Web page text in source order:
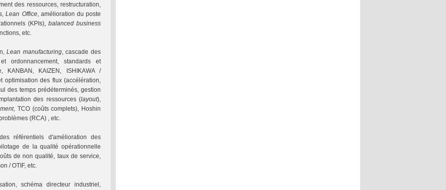
des ressources, restructuration,
Lean Office, amélioration du poste
(KPIs), balanced business
etc.
Lean manufacturing, cascade des
ordonnancement, standards et
KANBAN, KAIZEN, ISHIKAWA /
optimisation des flux (accélération,
des temps prédéterminés, gestion
des ressources (layout),
, TCO (coûts complets), Hoshin
(RCA) , etc.
référentiels d'amélioration des
de la qualité opérationnelle
de non qualité, taux de service,
/ OTIF, etc.
schéma directeur industriel,